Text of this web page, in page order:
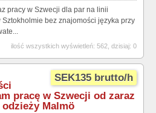
pracy w Szwecji dla par na linii
bez znajomości języka przy
ilość wszystkich wyświetleń: 562, dzisiaj: 0
SEK135 brutto/h
pracę w Szwecji od zaraz
odzieży Malmö